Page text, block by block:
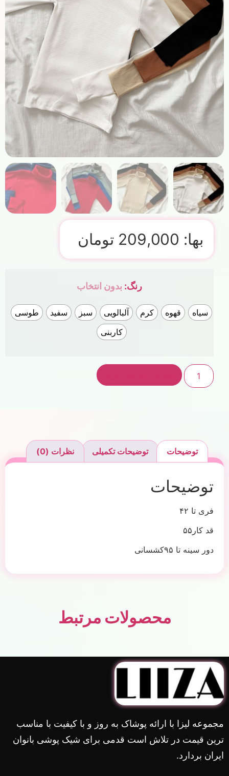
بها: 209,000 تومان
رنگ: بدون انتخاب
سیاه قهوه کرم آلبالویی سبز سفید
طوسی
کاربنی
توضیحات توضیحات تکمیلی نظرات (0)
توضیحات
فری تا ۴۲
قد کار۵۵
دور سینه تا ۹۵کشسانی
محصولات مرتبط
مجموعه لیزا با ارائه پوشاک به روز و با کیفیت با مناسب
ترین قیمت در تلاش است قدمی برای شیک پوشی بانوان
ایران بردارد.